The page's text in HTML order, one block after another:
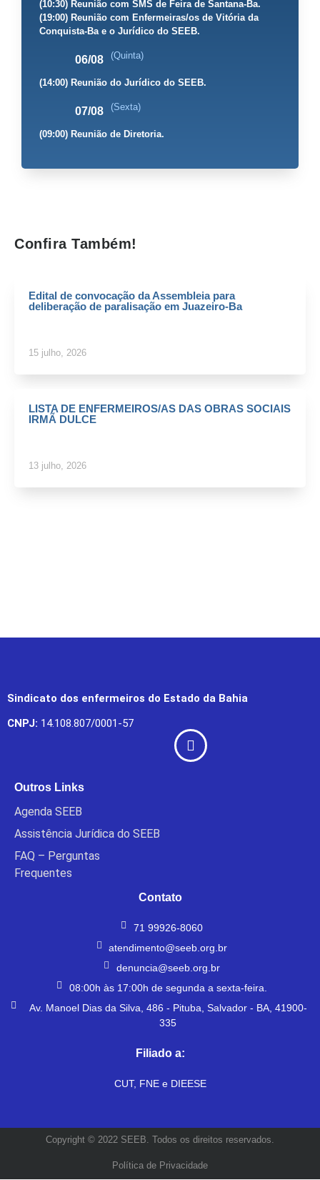
(10:30) Reunião com SMS de Feira de Santana-Ba.
(19:00) Reunião com Enfermeiras/os de Vitória da
Conquista-Ba e o Jurídico do SEEB.
06/08 (Quinta)
(14:00) Reunião do Jurídico do SEEB.
07/08 (Sexta)
(09:00) Reunião de Diretoria.
Confira Também!
Edital de convocação da Assembleia para
deliberação de paralisação em Juazeiro-Ba
15 julho, 2026
LISTA DE ENFERMEIROS/AS DAS OBRAS SOCIAIS
IRMÃ DULCE
13 julho, 2026
Sindicato dos enfermeiros do Estado da Bahia
CNPJ: 14.108.807/0001-57
Outros Links
Agenda SEEB
Assistência Jurídica do SEEB
FAQ – Perguntas
Frequentes
Contato
71 99926-8060
atendimento@seeb.org.br
denuncia@seeb.org.br
08:00h às 17:00h de segunda a sexta-feira.
Av. Manoel Dias da Silva, 486 - Pituba, Salvador - BA, 41900-
335
Filiado a:
CUT, FNE e DIEESE
Copyright © 2022 SEEB. Todos os direitos reservados.
Política de Privacidade